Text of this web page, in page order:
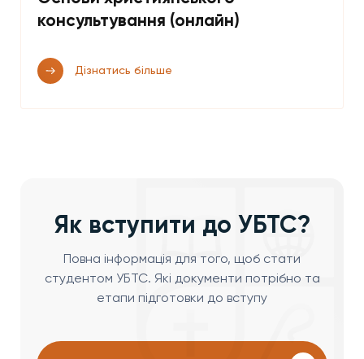
консультування (онлайн)
Дізнатись більше
Як вступити до УБТС?
Повна інформація для того, щоб стати
студентом УБТС. Які документи потрібно та
етапи підготовки до вступу